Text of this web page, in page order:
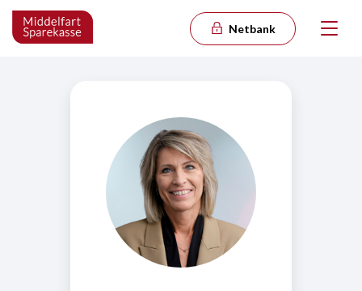
Netbank